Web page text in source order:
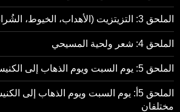
الملحق 3: التزيتزيت (الأهداب، الخيوط، الشُرابات)
الملحق 4: شعر ولحية المسيحي
الملحق 5: يوم السبت ويوم الذهاب إلى الكنيسة، شيئان مختلفان
الملحق 5أ: يوم السبت ويوم الذهاب إلى
مختلفان